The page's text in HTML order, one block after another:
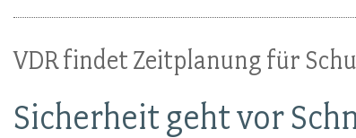
VDR findet Zeitplanung für
Sicherheit geht vor